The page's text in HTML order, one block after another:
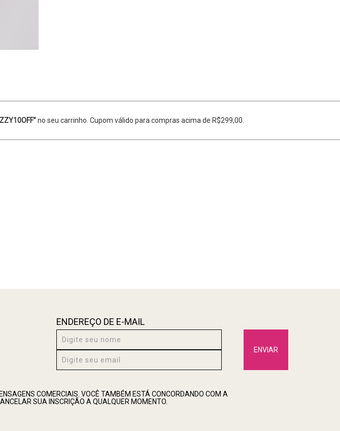
no seu carrinho. Cupom válido para compras acima de R$299,00.
ENDEREÇO DE E-MAIL
ENVIAR
COMERCIAIS. VOCÊ TAMBÉM ESTÁ CONCORDANDO COM A
SUA INSCRIÇÃO A QUALQUER MOMENTO.